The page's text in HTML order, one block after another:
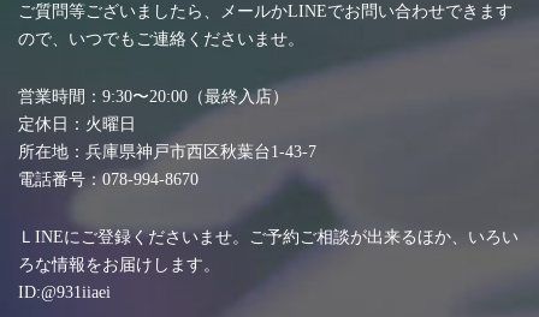
ご質問等ございましたら、メールかLINEでお問い合わせできます
ので、いつでもご連絡くださいませ。
営業時間：9:30〜20:00（最終入店）
定休日：火曜日
所在地：兵庫県神戸市西区秋葉台1-43-7
電話番号：078-994-8670
ＬINEにご登録くださいませ。ご予約ご相談が出来るほか、いろい
ろな情報をお届けします。
ID:@931iiaei